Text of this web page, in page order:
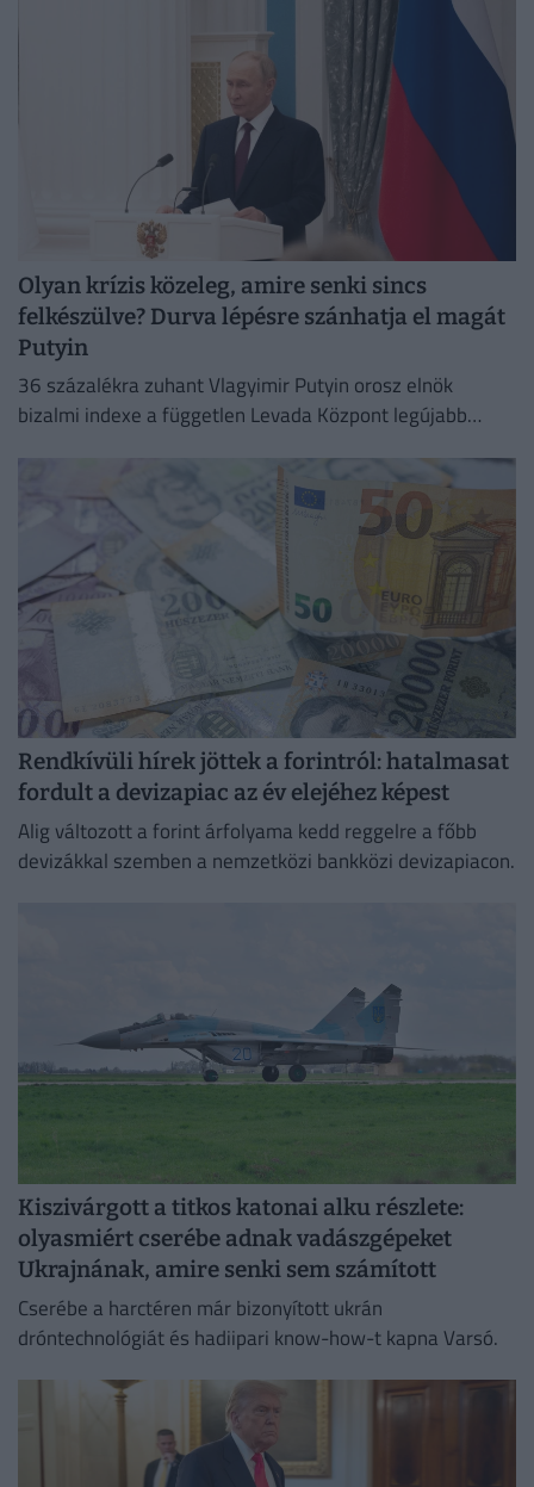
Olyan krízis közeleg, amire senki sincs
felkészülve? Durva lépésre szánhatja el magát
Putyin
36 százalékra zuhant Vlagyimir Putyin orosz elnök
bizalmi indexe a független Levada Központ legújabb
Rendkívüli hírek jöttek a forintról: hatalmasat
fordult a devizapiac az év elejéhez képest
Alig változott a forint árfolyama kedd reggelre a főbb
devizákkal szemben a nemzetközi bankközi devizapiacon.
Kiszivárgott a titkos katonai alku részlete:
olyasmiért cserébe adnak vadászgépeket
Ukrajnának, amire senki sem számított
Cserébe a harctéren már bizonyított ukrán
dróntechnológiát és hadiipari know-how-t kapna Varsó.